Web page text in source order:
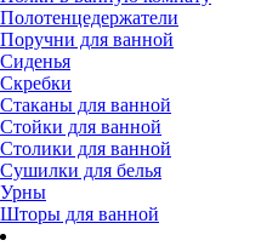
Полотенцедержатели
Поручни для ванной
Сиденья
Скребки
Стаканы для ванной
Стойки для ванной
Столики для ванной
Сушилки для белья
Урны
Шторы для ванной